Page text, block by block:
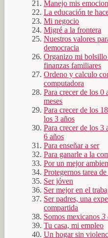
Manejo mis
La educación te
Mi negocio
Migré a la frontera
Nuestros valores
democracia
Organizo mi
finanzas familiares
Ordeno y calculo
computadora
Para crecer de los 0
meses
Para crecer de los
los 3 años
Para crecer de los 3
6 años
Para enseñar a ser
Para ganarle a la
Por un mejor
Protegernos tarea
Ser jóven
Ser mejor en el
Ser padres, una
compartida
Somos mexicanos 3
Tu casa, mi empleo
Un hogar sin